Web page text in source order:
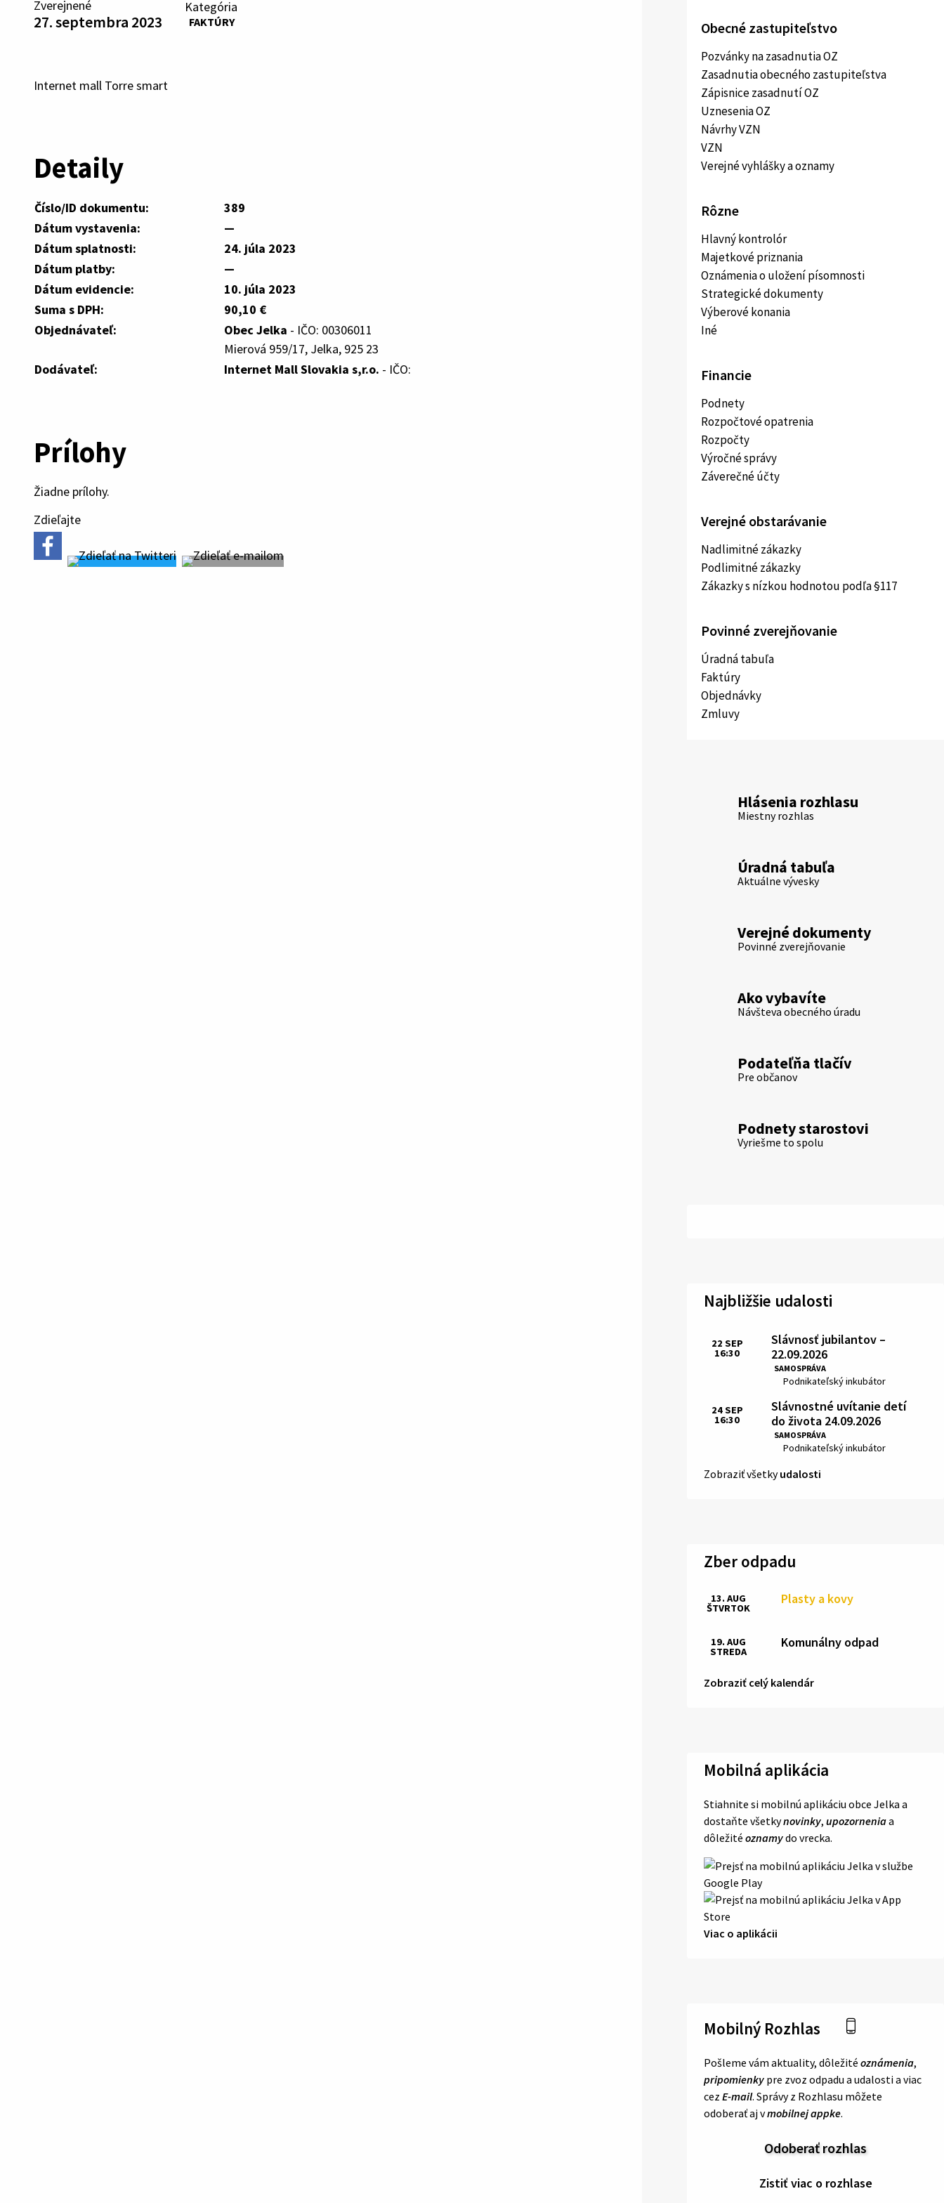
Zverejnené
27. septembra 2023
Kategória
FAKTÚRY
Internet mall Torre smart
Detaily
Číslo/ID dokumentu:
389
Dátum vystavenia:
—
Dátum splatnosti:
24. júla 2023
Dátum platby:
—
Dátum evidencie:
10. júla 2023
Suma s DPH:
90,10 €
Objednávateľ:
Obec Jelka - IČO: 00306011
Mierová 959/17, Jelka, 925 23
Dodávateľ:
Internet Mall Slovakia s,r.o. - IČO:
Prílohy
Žiadne prílohy.
Zdieľajte
Obecné zastupiteľstvo
Pozvánky na zasadnutia OZ
Zasadnutia obecného zastupiteľstva
Zápisnice zasadnutí OZ
Uznesenia OZ
Návrhy VZN
VZN
Verejné vyhlášky a oznamy
Rôzne
Hlavný kontrolór
Majetkové priznania
Oznámenia o uložení písomnosti
Strategické dokumenty
Výberové konania
Iné
Financie
Podnety
Rozpočtové opatrenia
Rozpočty
Výročné správy
Záverečné účty
Verejné obstarávanie
Nadlimitné zákazky
Podlimitné zákazky
Zákazky s nízkou hodnotou podľa §117
Povinné zverejňovanie
Úradná tabuľa
Faktúry
Objednávky
Zmluvy
Hlásenia rozhlasu
Miestny rozhlas
Úradná tabuľa
Aktuálne vývesky
Verejné dokumenty
Povinné zverejňovanie
Ako vybavíte
Návšteva obecného úradu
Podateľňa tlačív
Pre občanov
Podnety starostovi
Vyriešme to spolu
Najbližšie udalosti
Slávnosť jubilantov –
22.09.2026
SAMOSPRÁVA
Miesto:
Podnikateľský inkubátor
Čas:
22 SEP
16:30
Slávnostné uvítanie detí
do života 24.09.2026
SAMOSPRÁVA
Miesto:
Podnikateľský inkubátor
Čas:
24SEP
16:30
Zobraziť všetkyudalosti
Zber odpadu
Plasty a kovy
13. AUG
ŠTVRTOK
Komunálny odpad
19. AUG
STREDA
Zobraziť celý kalendár
Mobilná aplikácia
Stiahnite si mobilnú aplikáciu obce Jelka a
dostaňte všetkynovinky, upozorneniaa
dôležité oznamydo vrecka.
Viac o aplikácii
Mobilný Rozhlas
Pošleme vám aktuality, dôležité oznámenia,
pripomienky pre zvoz odpadu a udalosti a viac
cez E-mail. Správy z Rozhlasu môžete
odoberať aj vmobilnej appke.
Odoberať rozhlas
Zistiť viac o rozhlase